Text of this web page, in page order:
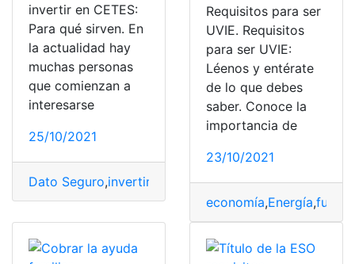
invertir en CETES:
Para qué sirven. En
la actualidad hay
muchas personas
que comienzan a
interesarse
25/10/2021
Dato Seguro,invertir Jóvenes,Jóvenes construyendo
Requisitos para ser
UVIE. Requisitos
para ser UVIE:
Léenos y entérate
de lo que debes
saber. Conoce la
importancia de
23/10/2021
economía,Energía,